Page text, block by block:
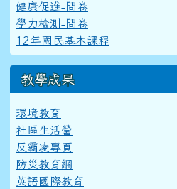
健康促進-問卷
學力檢測-問卷
12年國民基本課程
教學成果
環境教育
社區生活營
反霸凌專頁
防災教育網
英語國際教育